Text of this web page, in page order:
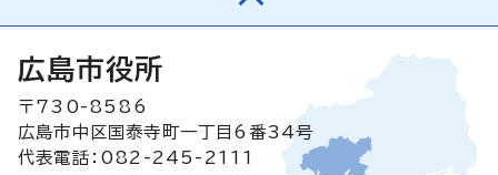
広島市役所
〒730-8586
広島市中区国泰寺町一丁目6番34号
代表電話：082-245-2111